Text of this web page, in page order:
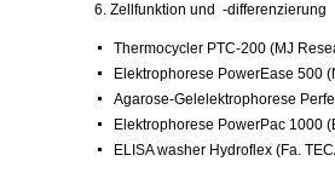
6. Zellfunktion und -differenzierung
Thermocycler PTC-200 (MJ
Elektrophorese PowerEase 500
Agarose-Gelelektrophorese
Elektrophorese PowerPac 1000
ELISA washer Hydroflex (Fa.